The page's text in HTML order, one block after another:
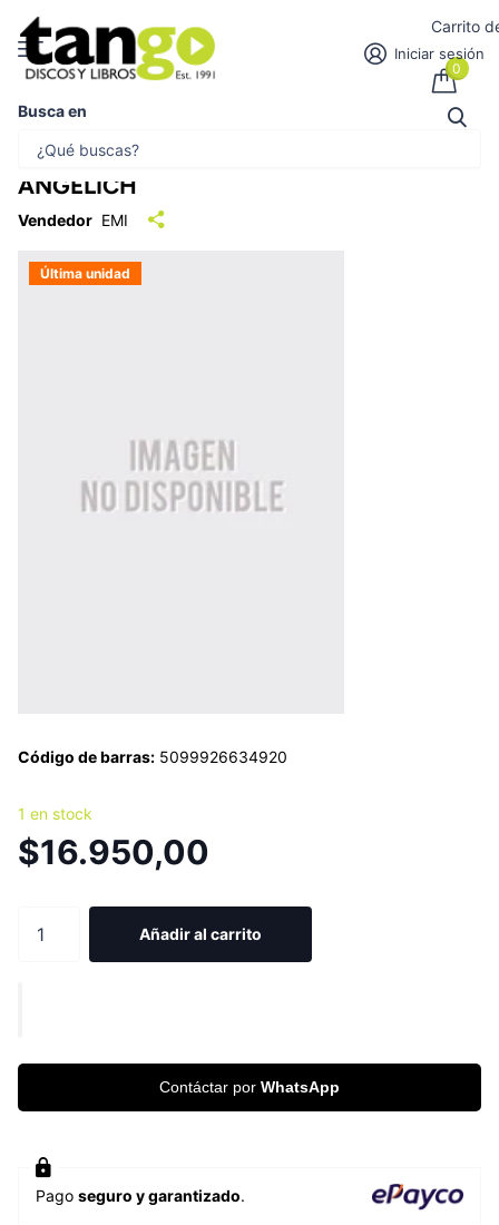
Busca en
Iniciar sesión
Carrito
0
NO.2/KLAVIERSTUCKE OP.76 | BRAHMS,
ANGELICH
Vendedor EMI
Última unidad
Código de barras: 5099926634920
1 en stock
$16.950,00
Añadir al carrito
Contáctar por WhatsApp
Pago seguro y garantizado.